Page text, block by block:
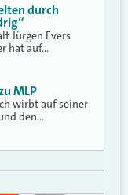
durch
Jürgen Evers
hat auf…
MLP
wirbt auf seiner
den…